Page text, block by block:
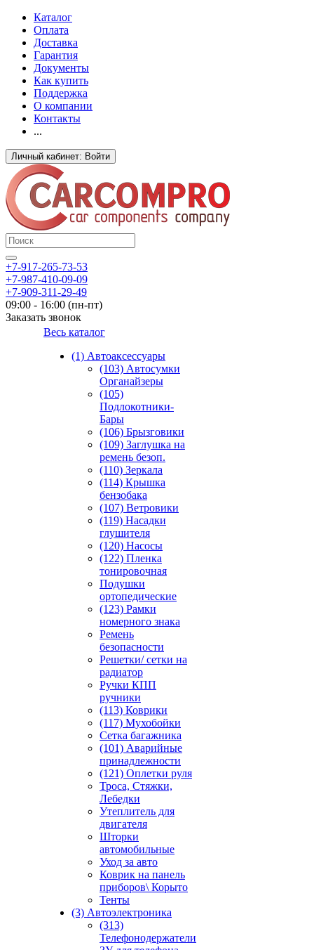
Каталог
Оплата
Доставка
Гарантия
Документы
Как купить
Поддержка
О компании
Контакты
...
Личный кабинет: Войти
+7-917-265-73-53
+7-987-410-09-09
+7-909-311-29-49
09:00 - 16:00 (пн-пт)
Заказать звонок
Весь каталог
(1) Автоаксессуары
(103) Автосумки
Органайзеры
(105)
Подлокотники-
Бары
(106) Брызговики
(109) Заглушка на
ремень безоп.
(110) Зеркала
(114) Крышка
бензобака
(107) Ветровики
(119) Насадки
глушителя
(120) Насосы
(122) Пленка
тонировочная
Подушки
ортопедические
(123) Рамки
номерного знака
Ремень
безопасности
Решетки/ сетки на
радиатор
Ручки КПП
ручники
(113) Коврики
(117) Мухобойки
Сетка багажника
(101) Аварийные
принадлежности
(121) Оплетки руля
Троса, Стяжки,
Лебедки
Утеплитель для
двигателя
Шторки
автомобильные
Уход за авто
Коврик на панель
приборов\ Корыто
Тенты
(3) Автоэлектроника
(313)
Телефонодержатели